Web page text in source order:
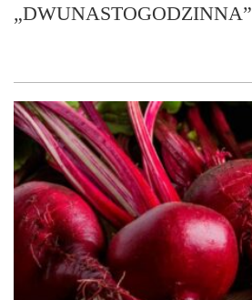
„DWUNASTOGODZINNA”